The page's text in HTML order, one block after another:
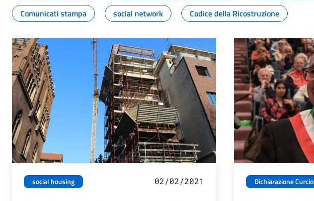
Comunicati stampa
social network Codice della Ricostruzione
social housing 02/02/2021 Dichiarazione Curcio